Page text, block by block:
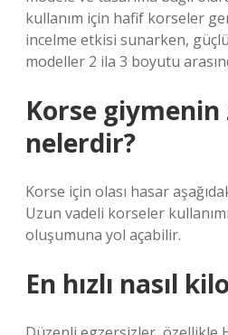
kullanım için hafif korseler
incelme etkisi sunarken,
modeller 2 ila 3 boyutu
Korse giymenin
nelerdir?
Korse için olası hasar
Uzun vadeli korseler
oluşumuna yol açabilir.
En hızlı nasıl